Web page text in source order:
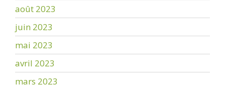
août 2023
juin 2023
mai 2023
avril 2023
mars 2023